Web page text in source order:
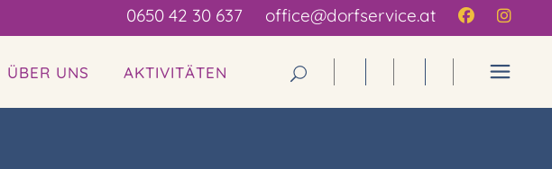
0650 42 30 637 office@dorfservice.at
ÜBER UNS AKTIVITÄTEN